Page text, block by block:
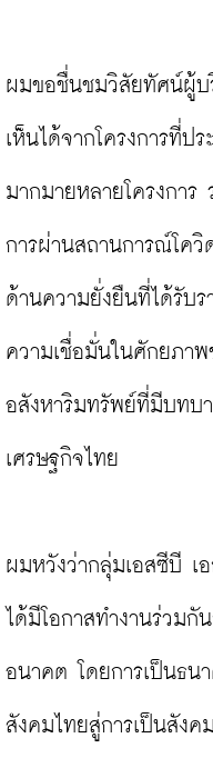
ผมขอชื่นชมวิสัยทัศน์ผู้บ
เห็นได้จากโครงการที่ป
มากมายหลายโครงการ
การผ่านสถานการณ์โควิ
ด้านความยั่งยืนที่ได้รับร
ความเชื่อมั่นในศักยภา
อสังหาริมทรัพย์ที่มีบทบ
เศรษฐกิจไทย
ผมหวังว่ากลุ่มเอสซีบี เ
ได้มีโอกาสทำงานร่วมกั
อนาคต โดยการเป็นธน
สังคมไทยสู่การเป็นสังค